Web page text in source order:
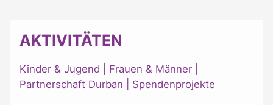
AKTIVITÄTEN
Kinder & Jugend Frauen & Männer
Partnerschaft Durban
Spendenprojekte